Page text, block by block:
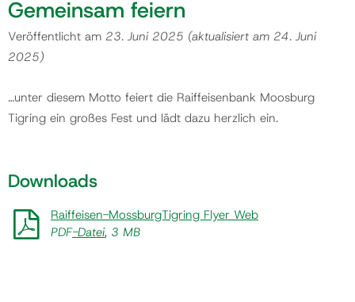
Gemeinsam feiern
Veröffentlicht am 23. Juni 2025 (aktualisiert am 24. Juni
2025)
…unter diesem Motto feiert die Raiffeisenbank Moosburg
Tigring ein großes Fest und lädt dazu herzlich ein.
Downloads
Raiffeisen-MossburgTigring Flyer Web
PDF-Datei, 3 MB